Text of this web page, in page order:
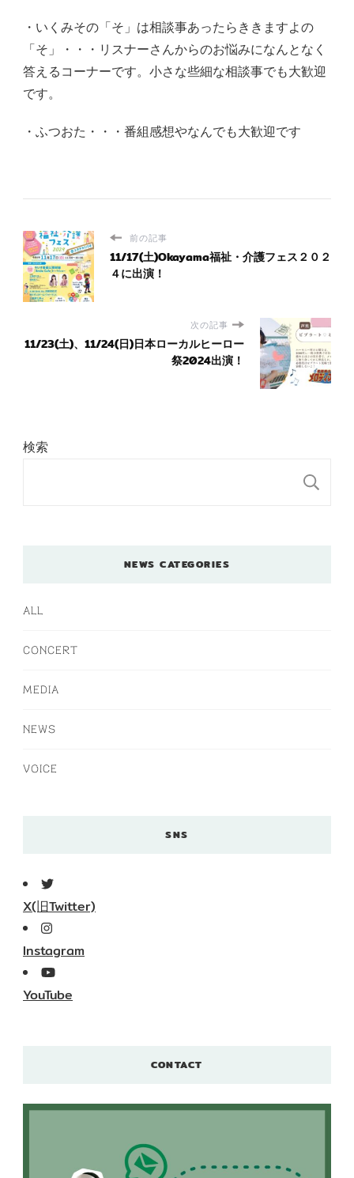
・いくみその「そ」は相談事あったらききますよの
「そ」・・・リスナーさんからのお悩みになんとなく
答えるコーナーです。小さな些細な相談事でも大歓迎
です。
・ふつおた・・・番組感想やなんでも大歓迎です
前の記事
11/17(土)Okayama福祉・介護フェス２０２
４に出演！
次の記事
11/23(土)、11/24(日)日本ローカルヒーロー
祭2024出演！
検索
NEWS CATEGORIES
ALL
CONCERT
MEDIA
NEWS
VOICE
SNS
X(旧Twitter)
Instagram
YouTube
CONTACT